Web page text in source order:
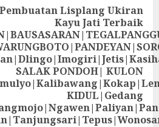
Lisplang Ukiran
Kayu Jati Terbaik
SALAK PONDOH| KULON
KIDUL|Gedang